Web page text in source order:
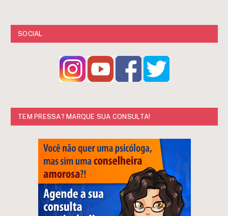
SOCIAL
TEM PRESSA? MARQUE SUA CONSULTA!